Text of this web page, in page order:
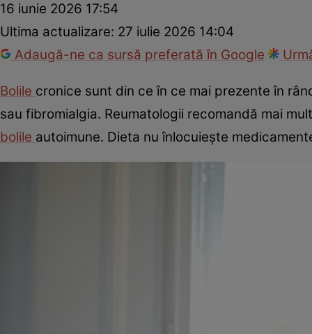
16 iunie 2026 17:54
Ultima actualizare: 27 iulie 2026 14:04
Adaugă-ne ca sursă preferată în Google
Bolile cronice sunt din ce în ce mai prezente în
sau fibromialgia. Reumatologii recomandă mai
bolile autoimune. Dieta nu înlocuiește